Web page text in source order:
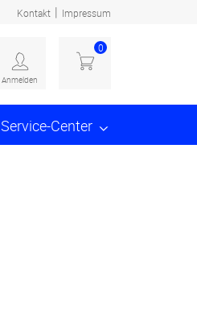
Kontakt | Impressum
Anmelden
0
Service-Center